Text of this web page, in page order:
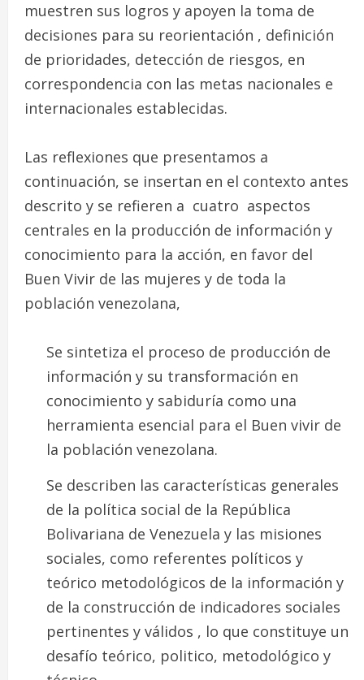
muestren sus logros y apoyen la toma de
decisiones para su reorientación , definición
de prioridades, detección de riesgos, en
correspondencia con las metas nacionales e
internacionales establecidas.
Las reflexiones que presentamos a
continuación, se insertan en el contexto antes
descrito y se refieren a cuatro aspectos
centrales en la producción de información y
conocimiento para la acción, en favor del
Buen Vivir de las mujeres y de toda la
población venezolana,
Se sintetiza el proceso de producción de
información y su transformación en
conocimiento y sabiduría como una
herramienta esencial para el Buen vivir de
la población venezolana.
Se describen las características generales
de la política social de la República
Bolivariana de Venezuela y las misiones
sociales, como referentes políticos y
teórico metodológicos de la información y
de la construcción de indicadores sociales
pertinentes y válidos , lo que constituye un
desafío teórico, politico, metodológico y